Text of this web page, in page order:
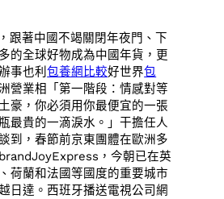
跟著中國不竭關閉年夜門、下
的全球好物成為中國年貨，更
事也利包養網比較好世界包
營業相「第一階段：情感對等
豪，你必須用你最便宜的一張
最貴的一滴淚水。」干擔任人
到，春節前京東團體在歐洲多
，今朝已在英
荷蘭和法國等國度的重要城市
日達。西班牙播送電視公司網